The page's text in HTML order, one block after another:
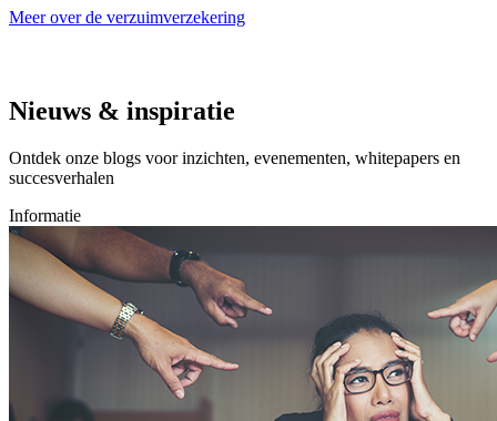
Meer over de verzuimverzekering
Nieuws & inspiratie
Ontdek onze blogs voor inzichten, evenementen, whitepapers en
succesverhalen
Informatie